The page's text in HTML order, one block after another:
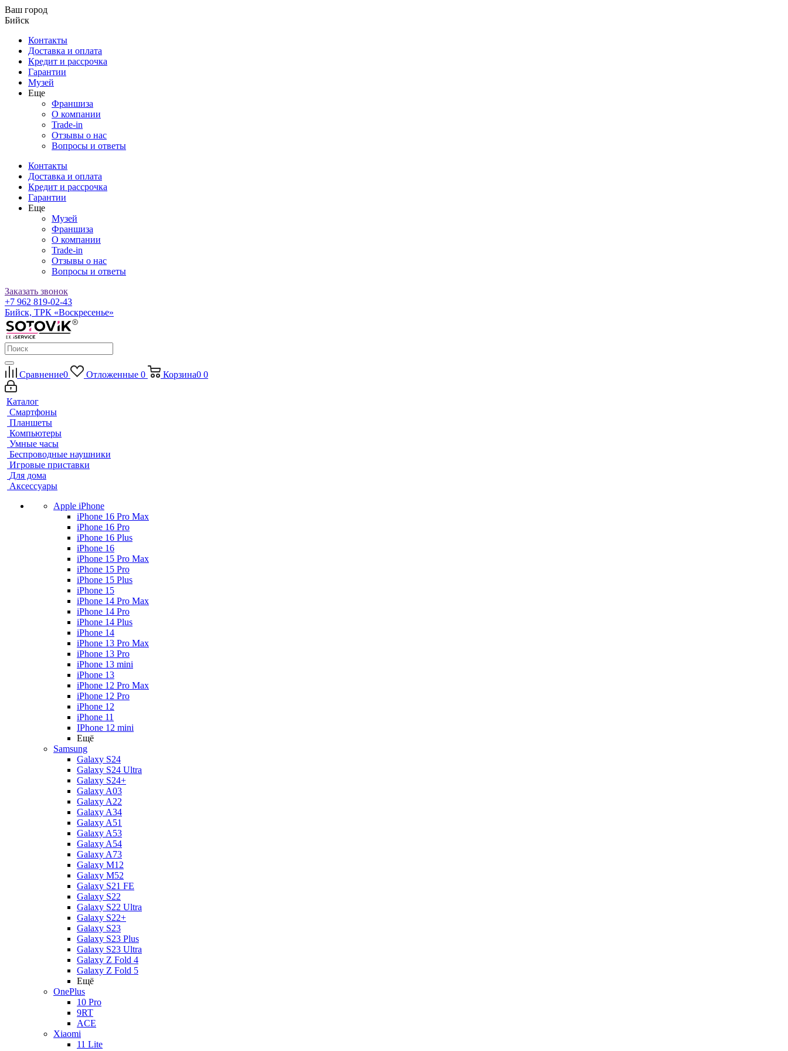
Ваш город
Бийск
Контакты
Доставка и оплата
Кредит и рассрочка
Гарантии
Музей
Еще
Франшиза
О компании
Trade-in
Отзывы о нас
Вопросы и ответы
Контакты
Доставка и оплата
Кредит и рассрочка
Гарантии
Еще
Музей
Франшиза
О компании
Trade-in
Отзывы о нас
Вопросы и ответы
Заказать звонок
+7 962 819-02-43
Бийск, ТРК «Воскресенье»
Сравнение0 Отложенные 0 Корзина0 0
Каталог
Смартфоны
Планшеты
Компьютеры
Умные часы
Беспроводные наушники
Игровые приставки
Для дома
Аксессуары
Apple iPhone
iPhone 16 Pro Max
iPhone 16 Pro
iPhone 16 Plus
iPhone 16
iPhone 15 Pro Max
iPhone 15 Pro
iPhone 15 Plus
iPhone 15
iPhone 14 Pro Max
iPhone 14 Pro
iPhone 14 Plus
iPhone 14
iPhone 13 Pro Max
iPhone 13 Pro
iPhone 13 mini
iPhone 13
iPhone 12 Pro Max
iPhone 12 Pro
iPhone 12
iPhone 11
IPhone 12 mini
Ещё
Samsung
Galaxy S24
Galaxy S24 Ultra
Galaxy S24+
Galaxy A03
Galaxy A22
Galaxy A34
Galaxy A51
Galaxy A53
Galaxy A54
Galaxy A73
Galaxy M12
Galaxy M52
Galaxy S21 FE
Galaxy S22
Galaxy S22 Ultra
Galaxy S22+
Galaxy S23
Galaxy S23 Plus
Galaxy S23 Ultra
Galaxy Z Fold 4
Galaxy Z Fold 5
Ещё
OnePlus
10 Pro
9RT
ACE
Xiaomi
11 Lite